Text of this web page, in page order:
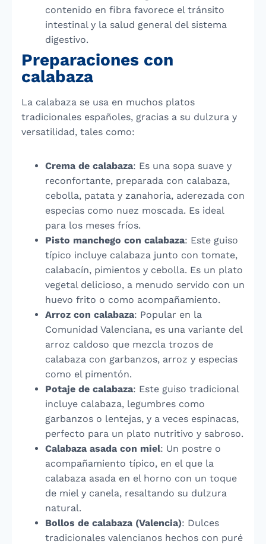
contenido en fibra favorece el tránsito
intestinal y la salud general del sistema
digestivo.
Preparaciones con
calabaza
La calabaza se usa en muchos platos
tradicionales españoles, gracias a su dulzura y
versatilidad, tales como:
Crema de calabaza: Es una sopa suave y
reconfortante, preparada con calabaza,
cebolla, patata y zanahoria, aderezada con
especias como nuez moscada. Es ideal
para los meses fríos.
Pisto manchego con calabaza: Este guiso
típico incluye calabaza junto con tomate,
calabacín, pimientos y cebolla. Es un plato
vegetal delicioso, a menudo servido con un
huevo frito o como acompañamiento.
Arroz con calabaza: Popular en la
Comunidad Valenciana, es una variante del
arroz caldoso que mezcla trozos de
calabaza con garbanzos, arroz y especias
como el pimentón.
Potaje de calabaza: Este guiso tradicional
incluye calabaza, legumbres como
garbanzos o lentejas, y a veces espinacas,
perfecto para un plato nutritivo y sabroso.
Calabaza asada con miel: Un postre o
acompañamiento típico, en el que la
calabaza asada en el horno con un toque
de miel y canela, resaltando su dulzura
natural.
Bollos de calabaza (Valencia): Dulces
tradicionales valencianos hechos con puré